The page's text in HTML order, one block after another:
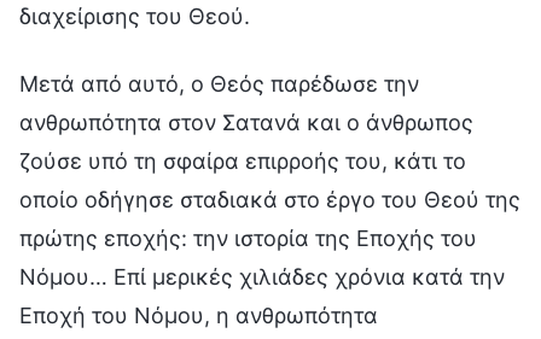
διαχείρισης του Θεού.
Μετά από αυτό, ο Θεός παρέδωσε την
ανθρωπότητα στον Σατανά και ο άνθρωπος
ζούσε υπό τη σφαίρα επιρροής του, κάτι το
οποίο οδήγησε σταδιακά στο έργο του Θεού της
πρώτης εποχής: την ιστορία της Εποχής του
Νόμου… Επί μερικές χιλιάδες χρόνια κατά την
Εποχή του Νόμου, η ανθρωπότητα